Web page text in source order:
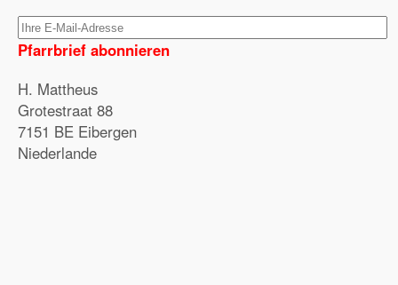
Pfarrbrief abonnieren
H. Mattheus
Grotestraat 88
7151 BE Eibergen
Niederlande